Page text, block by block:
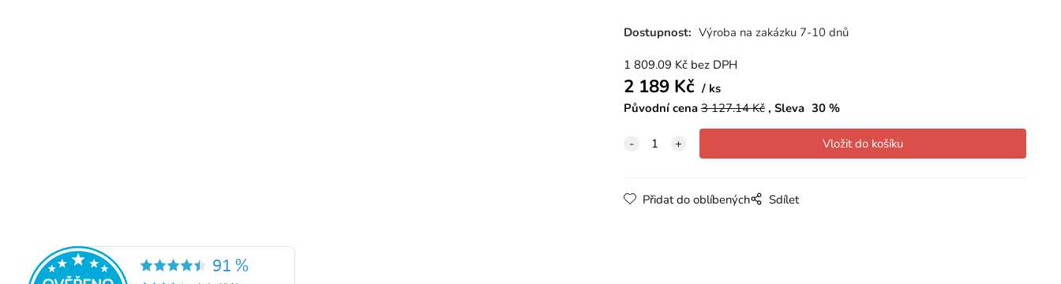
Dostupnost: Výroba na zakázku 7-10 dnů
1 809.09 Kč bez DPH
2 189Kč
ks
Původní cena 3 127.14Kč Sleva 30%
Přidat do oblíbených Sdílet